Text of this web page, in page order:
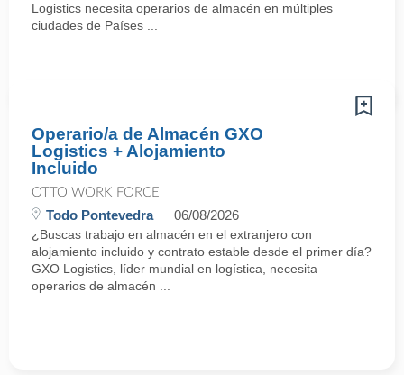
Logistics necesita operarios de almacén en múltiples
ciudades de Países ...
Operario/a de Almacén GXO
Logistics + Alojamiento
Incluido
OTTO WORK FORCE
Todo Pontevedra 06/08/2026
¿Buscas trabajo en almacén en el extranjero con
alojamiento incluido y contrato estable desde el primer día?
GXO Logistics, líder mundial en logística, necesita
operarios de almacén ...